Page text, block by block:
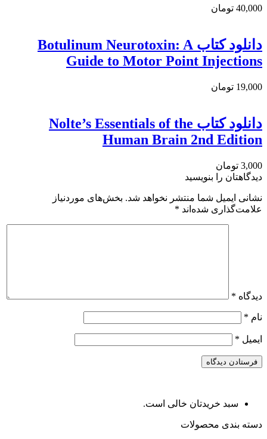
40,000 تومان
دانلود کتاب Botulinum Neurotoxin: A
Guide to Motor Point Injections
19,000 تومان
دانلود کتاب Nolte’s Essentials of the
Human Brain 2nd Edition
3,000 تومان
دیدگاهتان را بنویسید
نشانی ایمیل شما منتشر نخواهد شد. بخش‌های موردنیاز
علامت‌گذاری شده‌اند *
دیدگاه *
نام *
ایمیل *
سبد خریدتان خالی است.
دسته بندی محصولات